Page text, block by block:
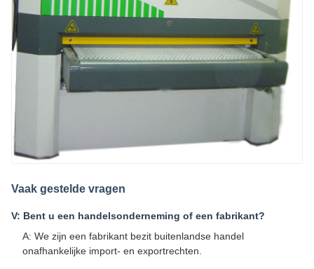
Vaak gestelde vragen
V: Bent u een handelsonderneming of een fabrikant?
A: We zijn een fabrikant bezit buitenlandse handel
onafhankelijke import- en exportrechten.